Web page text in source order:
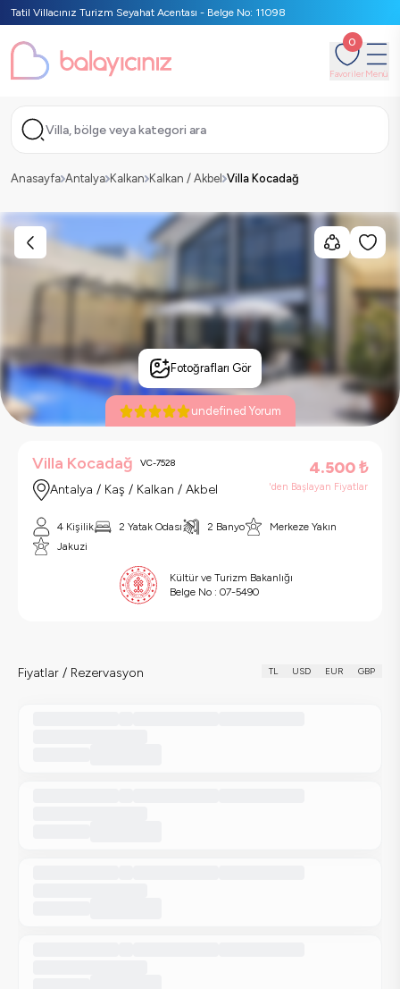
Tatil Villacınız Turizm Seyahat Acentası - Belge No: 11098
0
FavorilerMenü
Villa, bölge veya kategori ara
Anasayfa Antalya Kalkan Kalkan / Akbel Villa Kocadağ
Fotoğrafları Gör
undefined Yorum
Villa Kocadağ VC-7528
Antalya / Kaş / Kalkan / Akbel
4.500₺
'den Başlayan Fiyatlar
4 Kişilik 2 Yatak Odası 2 Banyo
Merkeze Yakın
Jakuzi
Kültür ve Turizm Bakanlığı
Belge No : 07-5490
Fiyatlar / Rezervasyon TL USD EUR GBP